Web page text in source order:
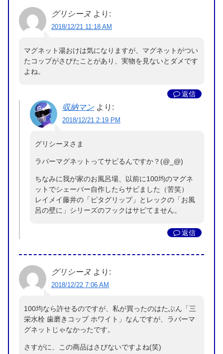
グリシーヌ より:
2018/12/21 11:18 AM
マグネット湯おけは気になりますが、マグネットがつい
たコップがさびたことがあり、実物を見ないとダメです
よね。
返信
収納マン より:
2018/12/21 2:19 PM
グリシーヌさま
ラバーマグネットってサビるんですか？(@_@)
ちなみに我が家のお風呂場、以前に100均のマグネ
ットでシェーバー自作したらサビました（苦笑）
レイメイ藤井の「ピタグリップ」とレックの「お風
呂の壁に」シリーズのフックはサビてません。
返信
グリシーヌ より:
2018/12/22 7:06 AM
100均なら許せるのですが、私が買ったのはたぶん「三
栄水栓 歯磨きコップ ホワイト」なんですが、ラバーマ
グネットじゃなかったです。
さすがに、この商品はさびないですよね(笑)